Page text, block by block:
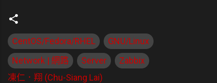
CentOS/Fedora/RHEL
GNU/Linux
Network | 網路
Server
Zabbix
凍仁．翔 (Chu-Siang Lai)